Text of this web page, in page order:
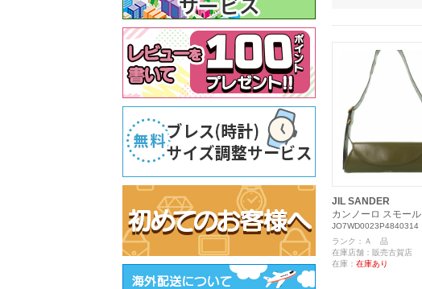
JIL SANDER
カンノーロ スモール
JO7WD0023P4840314
ランク：Ａ 品
在庫店舗：販売古賀店
在庫： 在庫あり